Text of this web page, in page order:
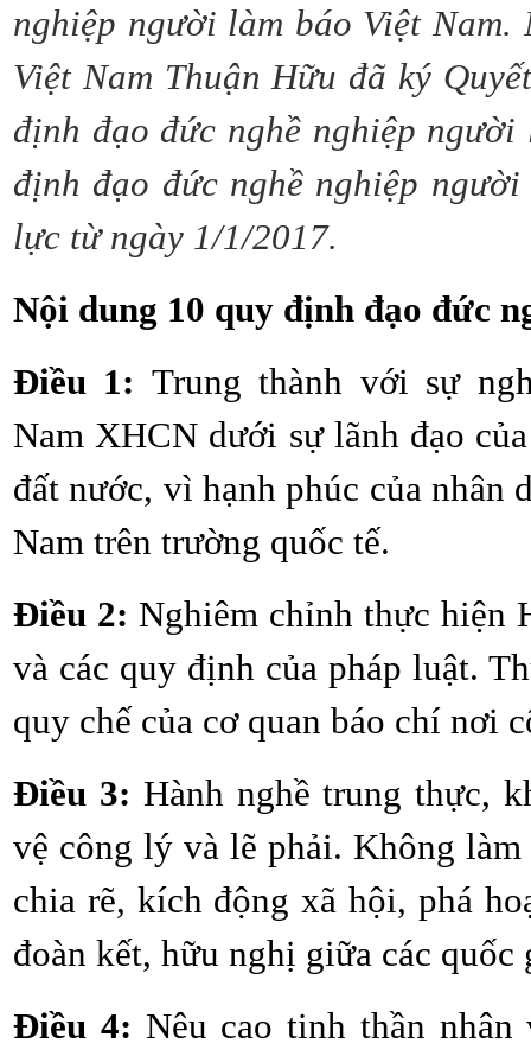
nghiệp người làm báo Việt
Việt Nam Thuận Hữu đã ký
định đạo đức nghề nghiệp
định đạo đức nghề nghiệp
lực từ ngày 1/1/2017.
Nội dung 10 quy định đạo đức
Điều 1: Trung thành với sự
Nam XHCN dưới sự lãnh đạo
đất nước, vì hạnh phúc của nhân
Nam trên trường quốc tế.
Điều 2: Nghiêm chỉnh thực hiện
và các quy định của pháp luật.
quy chế của cơ quan báo chí nơi
Điều 3: Hành nghề trung thực,
vệ công lý và lẽ phải. Không
chia rẽ, kích động xã hội, phá
đoàn kết, hữu nghị giữa các quốc
Điều 4: Nêu cao tinh thần